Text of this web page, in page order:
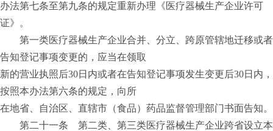
办法第七条至第九条的规定重新办理《医疗器械生产企业许可
证》。
第一类医疗器械生产企业合并、分立、跨原管辖地迁移或者
告知登记事项变更的，应当在领取
新的营业执照后30日内或者在告知登记事项发生变更后30日内，
按照本办法第六条的规定，向所
在地省、自治区、直辖市（食品）药品监督管理部门书面告知。
第二十一条 第二类、第三类医疗器械生产企业跨省设立本